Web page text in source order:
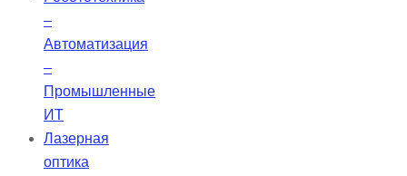
–
Автоматизация
–
Промышленные
ИТ
Лазерная
оптика